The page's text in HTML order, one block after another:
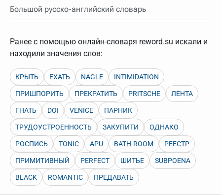
Большой русско-английский словарь
Ранее с помощью онлайн-словаря reword.su искали и
находили значения слов:
КРЫТЬ ЕХАТЬ NAGLE INTIMIDATION
ПРИШПОРИТЬ ПРЕКРАТИТЬ PRITSCHE ЛЕНТА
ГНАТЬ DOI VENICE ПАРНИК
ТРУДОУСТРОЕННОСТЬ ЗАКУПИТИ ОДНАКО
РОСПИСЬ TONIC APU BATH-ROOM РЕЕСТР
ПРИМИТИВНЫЙ PERFECT ШИТЬЕ SUBPOENA
BLACK ROMANTIC ПРЕДАВАТЬ